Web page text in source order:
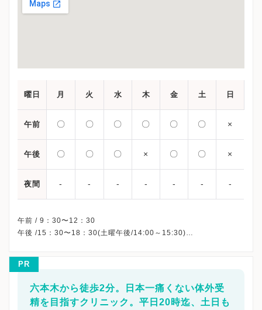
曜日 月 火 水 木 金 土 日
午前 〇 〇 〇 〇 〇 〇 ×
午後 〇 〇 〇 × 〇 〇 ×
夜間 - - - - - - -
午前 / 9：30〜12：30
午後 /15：30〜18：30(土曜午後/14:00～15:30)
※詳細はクリニックHPを確認、または直接お問い合わせくださ
PR
六本木から徒歩2分。日本一痛くない体外受
精を目指すクリニック。平日20時迄、土日も